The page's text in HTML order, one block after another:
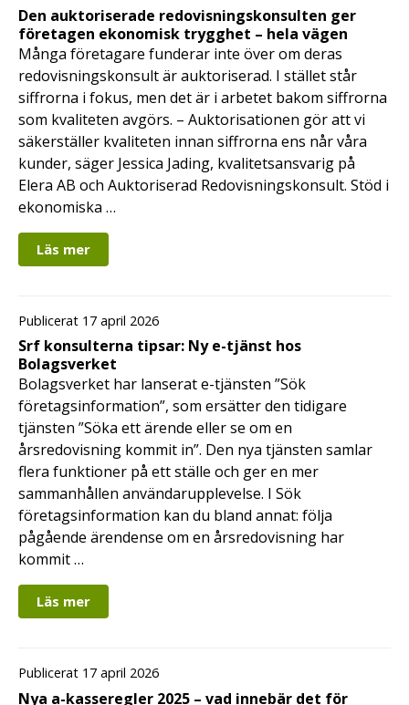
Den auktoriserade redovisningskonsulten ger
företagen ekonomisk trygghet – hela vägen
Många företagare funderar inte över om deras
redovisningskonsult är auktoriserad. I stället står
siffrorna i fokus, men det är i arbetet bakom siffrorna
som kvaliteten avgörs. – Auktorisationen gör att vi
säkerställer kvaliteten innan siffrorna ens når våra
kunder, säger Jessica Jading, kvalitetsansvarig på
Elera AB och Auktoriserad Redovisningskonsult. Stöd i
ekonomiska …
Läs mer
Publicerat 17 april 2026
Srf konsulterna tipsar: Ny e-tjänst hos
Bolagsverket
Bolagsverket har lanserat e-tjänsten ”Sök
företagsinformation”, som ersätter den tidigare
tjänsten ”Söka ett ärende eller se om en
årsredovisning kommit in”. Den nya tjänsten samlar
flera funktioner på ett ställe och ger en mer
sammanhållen användarupplevelse. I Sök
företagsinformation kan du bland annat: följa
pågående ärendense om en årsredovisning har
kommit …
Läs mer
Publicerat 17 april 2026
Nya a-kasseregler 2025 – vad innebär det för